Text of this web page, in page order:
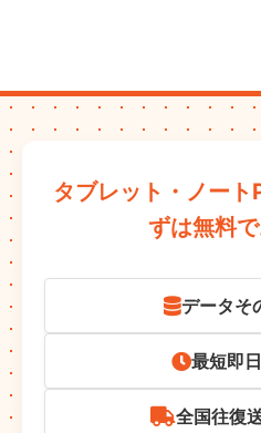
タブレット・ノート
ずは無料
データそ
最短即
全国往復